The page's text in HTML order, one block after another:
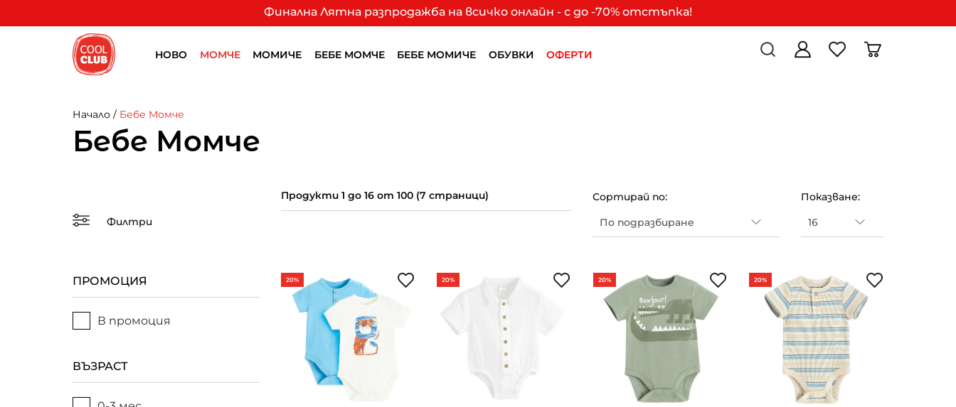
Финална Лятна разпродажба на всичко онлайн - с до -70% отстъпка!
НОВО МОМЧЕ МОМИЧЕ БЕБЕ МОМЧЕ БЕБЕ МОМИЧЕ ОБУВКИ ОФЕРТИ
Начало / Бебе Момче
Бебе Момче
Филтри
Продукти 1 до 16 от 100 (7 страници) Сортирай по: Показване:
ПРОМОЦИЯ
В промоция
ВЪЗРАСТ
20% 20% 20% 20%